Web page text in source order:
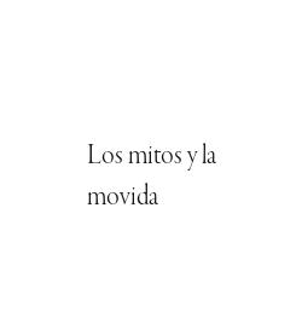
Los mitos y la
movida